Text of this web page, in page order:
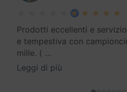
Prodotti eccellenti e
e tempestiva con
mille. ( …
Leggi di più